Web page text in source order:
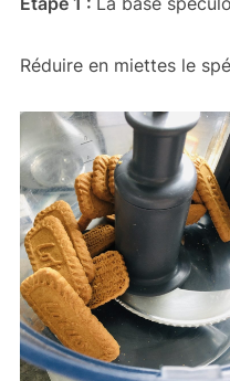
Réduire en miettes le